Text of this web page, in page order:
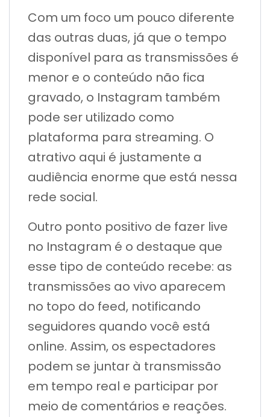
Com um foco um pouco diferente
das outras duas, já que o tempo
disponível para as transmissões é
menor e o conteúdo não fica
gravado, o Instagram também
pode ser utilizado como
plataforma para streaming. O
atrativo aqui é justamente a
audiência enorme que está nessa
rede social.
Outro ponto positivo de fazer live
no Instagram é o destaque que
esse tipo de conteúdo recebe: as
transmissões ao vivo aparecem
no topo do feed, notificando
seguidores quando você está
online. Assim, os espectadores
podem se juntar à transmissão
em tempo real e participar por
meio de comentários e reações.